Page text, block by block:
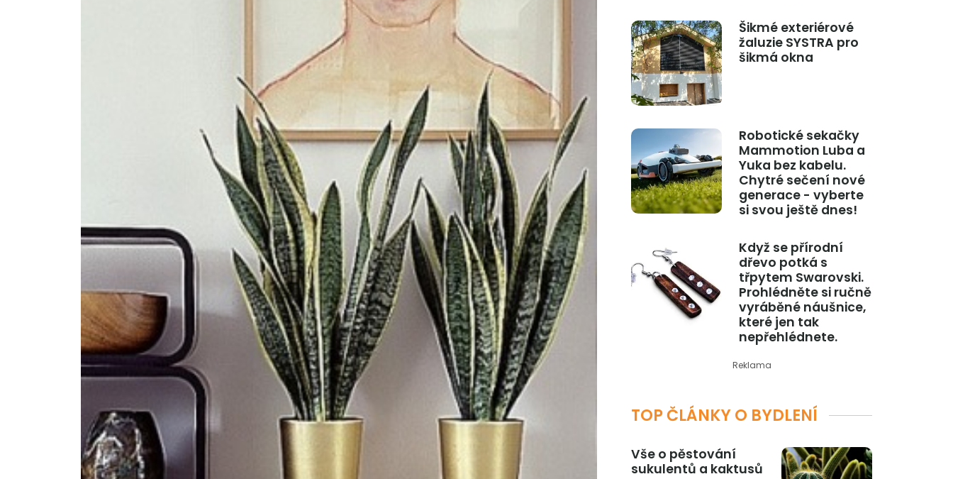
Šikmé exteriérové
žaluzie SYSTRA pro
šikmá okna
Robotické sekačky
Mammotion Luba a
Yuka bez kabelu.
Chytré sečení nové
generace - vyberte
si svou ještě dnes!
Když se přírodní
dřevo potká s
třpytem Swarovski.
Prohlédněte si ručně
vyráběné náušnice,
které jen tak
nepřehlédnete.
Reklama
TOP ČLÁNKY O BYDLENÍ
Vše o pěstování
sukulentů a kaktusů